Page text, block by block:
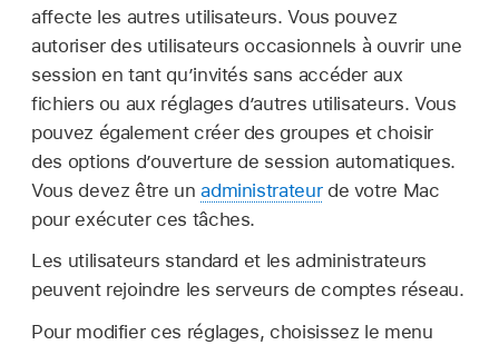
affecte les autres utilisateurs. Vous pouvez
autoriser des utilisateurs occasionnels à ouvrir une
session en tant qu’invités sans accéder aux
fichiers ou aux réglages d’autres utilisateurs. Vous
pouvez également créer des groupes et choisir
des options d’ouverture de session automatiques.
Vous devez être unadministrateurde votre Mac
pour exécuter ces tâches.
Les utilisateurs standard et les administrateurs
peuvent rejoindre les serveurs de comptes réseau.
Pour modifier ces réglages, choisissez le menu